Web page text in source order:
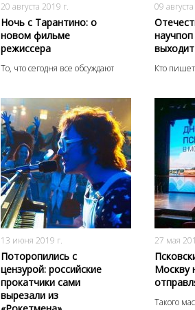
20 августа 2019 г.
Ночь с Тарантино: о
новом фильме
режиссера
То, что сегодня все обсуждают
09
Кто
13 июня 2019 г.
Поторопились с
цензурой: российские
прокатчики сами
вырезали из
3223
0
27 мая
Москву
Такого